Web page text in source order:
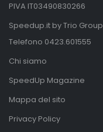
PIVA IT03490830266
Speedup.it by Trio Group
Telefono 0423.601555
Chi siamo
SpeedUp Magazine
Mappa del sito
Privacy Policy